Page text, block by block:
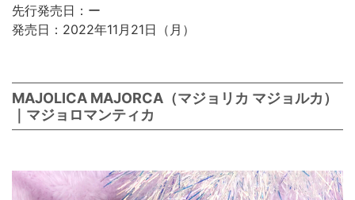
先行発売日：ー
発売日：2022年11月21日（月）
MAJOLICA MAJORCA（マジョリカ マジョルカ）
｜マジョロマンティカ